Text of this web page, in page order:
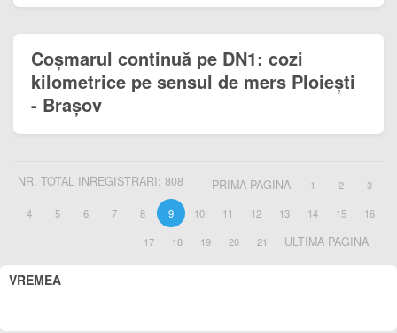
Coșmarul continuă pe DN1: cozi
kilometrice pe sensul de mers Ploiești
- Brașov
NR. TOTAL INREGISTRARI: 808 PRIMA PAGINA 1 2
3
4
5 6 7 8 9 10 11 12 13 14 15
16
17
18 19 20 21 ULTIMA PAGINA
VREMEA